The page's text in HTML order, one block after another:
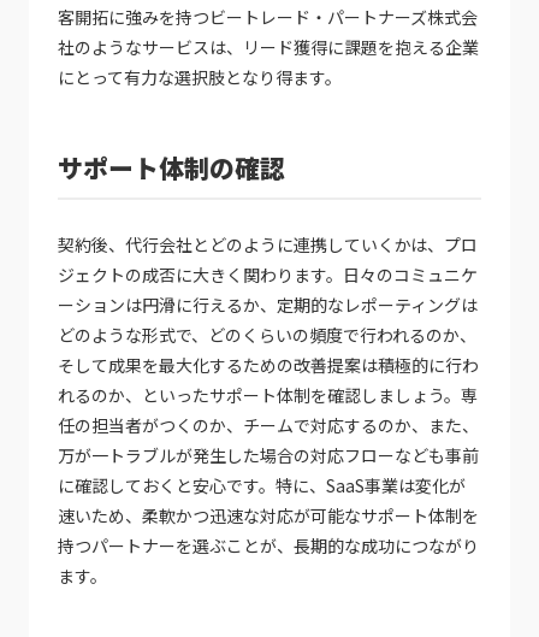
客開拓に強みを持つビートレード・パートナーズ株式会
社のようなサービスは、リード獲得に課題を抱える企業
にとって有力な選択肢となり得ます。
サポート体制の確認
契約後、代行会社とどのように連携していくかは、プロ
ジェクトの成否に大きく関わります。日々のコミュニケ
ーションは円滑に行えるか、定期的なレポーティングは
どのような形式で、どのくらいの頻度で行われるのか、
そして成果を最大化するための改善提案は積極的に行わ
れるのか、といったサポート体制を確認しましょう。専
任の担当者がつくのか、チームで対応するのか、また、
万が一トラブルが発生した場合の対応フローなども事前
に確認しておくと安心です。特に、SaaS事業は変化が
速いため、柔軟かつ迅速な対応が可能なサポート体制を
持つパートナーを選ぶことが、長期的な成功につながり
ます。